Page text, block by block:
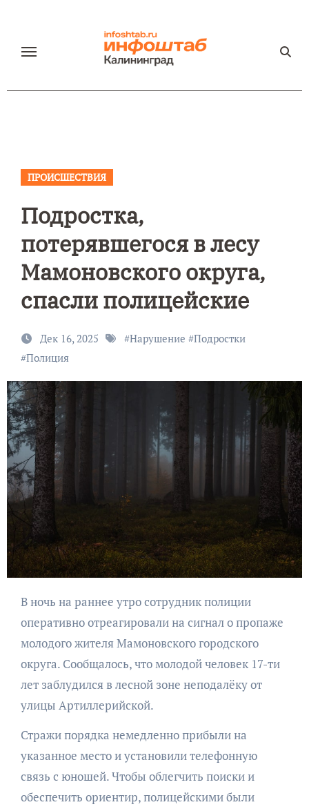
содержанию
ПРОИСШЕСТВИЯ
Подростка,
потерявшегося в лесу
Мамоновского округа,
спасли полицейские
Дек 16, 2025 #Нарушение #Подростки
#Полиция
В ночь на раннее утро сотрудник полиции
оперативно отреагировали на сигнал о пропаже
молодого жителя Мамоновского городского
округа. Сообщалось, что молодой человек 17-ти
лет заблудился в лесной зоне неподалёку от
улицы Артиллерийской.
Стражи порядка немедленно прибыли на
указанное место и установили телефонную
связь с юношей. Чтобы облегчить поиски и
обеспечить ориентир, полицейскими были